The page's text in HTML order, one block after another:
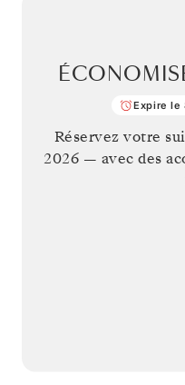
Expire le
Réservez votre
2026 — avec des